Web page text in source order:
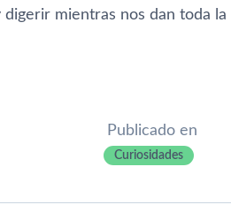
mientras nos dan toda
Publicado en
Curiosidades